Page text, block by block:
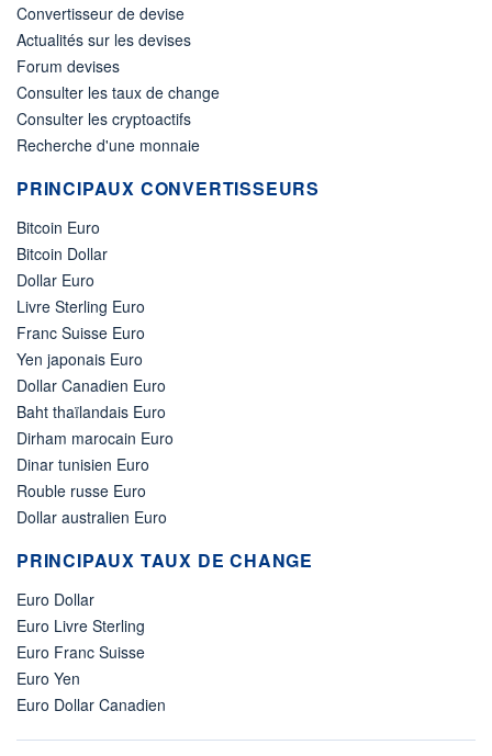
Convertisseur de devise
Actualités sur les devises
Forum devises
Consulter les taux de change
Consulter les cryptoactifs
Recherche d'une monnaie
PRINCIPAUX CONVERTISSEURS
Bitcoin Euro
Bitcoin Dollar
Dollar Euro
Livre Sterling Euro
Franc Suisse Euro
Yen japonais Euro
Dollar Canadien Euro
Baht thaïlandais Euro
Dirham marocain Euro
Dinar tunisien Euro
Rouble russe Euro
Dollar australien Euro
PRINCIPAUX TAUX DE CHANGE
Euro Dollar
Euro Livre Sterling
Euro Franc Suisse
Euro Yen
Euro Dollar Canadien